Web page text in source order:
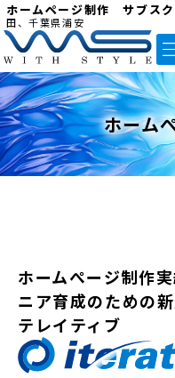
ホームページ制作 サブス
田、千葉県浦安
ホーム
ホームぺージ制作
ニア育成のための
テレイティブ